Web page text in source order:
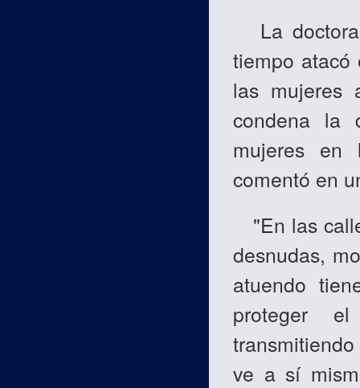
La
tiempo
las
condena la
mujeres en
comentó en
"En las
desnudas,
atuendo
proteger
ve a sí